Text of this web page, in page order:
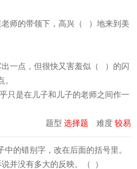
老师的带领下，高兴（ ）地来到美
出一点，但很快又害羞似（ ）的闪
只是在儿子和儿子的老师之间作一
题型 选择题 难度 较易
中的错别字，改在后面的括号里。
并没有多大的反映。（ ）